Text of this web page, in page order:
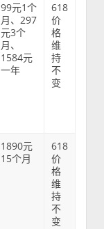
99元1个
月、297
元3个
月、
1584元
一年
618
价
格
维
持
不
变
1890元
15个月
618
价
格
维
持
不
变